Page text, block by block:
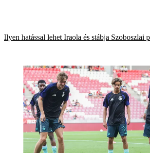
Ilyen hatással lehet Iraola és stábja Szoboszlai